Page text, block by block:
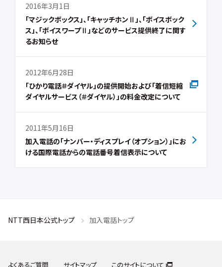
2016年3月1日
「マジックボックス」、「キャッチホンⅡ」、「ボイスボック
ス」、「ボイスワープⅡ」などのサービス提供終了に関す
るお知らせ
2012年6月28日
「ひかり電話＃ダイヤル」の提供開始および「着信短縮
ダイヤルサービス（＃ダイヤル）」の料金改定について
2011年5月16日
加入電話の「ナンバー・ディスプレイ（オプション）」にお
ける国際電話からの電話番号着信表示について
NTT西日本公式トップ 加入電話トップ
よくあるご質問 サイトマップ このサイトについて